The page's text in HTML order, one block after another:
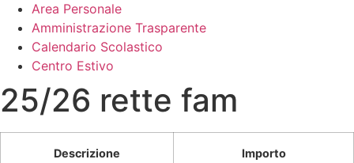
Area Personale
Amministrazione Trasparente
Calendario Scolastico
Centro Estivo
25/26 rette fam
Descrizione Importo